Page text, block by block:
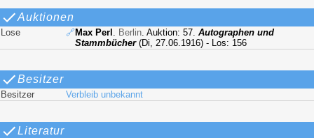
Auktionen
Lose 🔗Max Perl . Berlin. Auktion: 57.Autographen und
Stammbücher(Di, 27.06.1916) - Los: 156
Besitzer
Besitzer Verbleib unbekannt
Literatur